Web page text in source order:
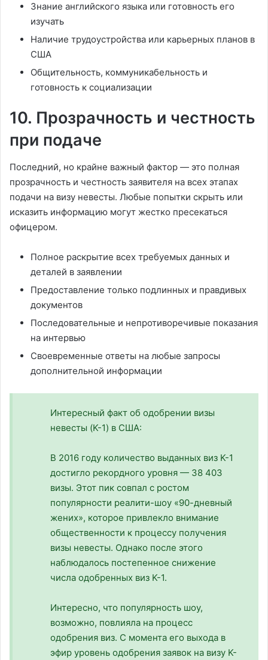
Знание английского языка или готовность его
изучать
Наличие трудоустройства или карьерных планов в
США
Общительность, коммуникабельность и
готовность к социализации
10. Прозрачность и честность
при подаче
Последний, но крайне важный фактор — это полная
прозрачность и честность заявителя на всех этапах
подачи на визу невесты. Любые попытки скрыть или
исказить информацию могут жестко пресекаться
офицером.
Полное раскрытие всех требуемых данных и
деталей в заявлении
Предоставление только подлинных и правдивых
документов
Последовательные и непротиворечивые показания
на интервью
Своевременные ответы на любые запросы
дополнительной информации
Интересный факт об одобрении визы
невесты (K-1) в США:
В 2016 году количество выданных виз K-1
достигло рекордного уровня — 38 403
визы. Этот пик совпал с ростом
популярности реалити-шоу «90-дневный
жених», которое привлекло внимание
общественности к процессу получения
визы невесты. Однако после этого
наблюдалось постепенное снижение
числа одобренных виз K-1.
Интересно, что популярность шоу,
возможно, повлияла на процесс
одобрения виз. С момента его выхода в
эфир уровень одобрения заявок на визу K-